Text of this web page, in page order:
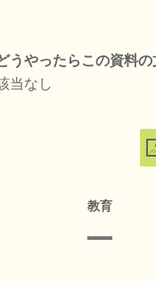
うやったらこの資料の
当なし
教育